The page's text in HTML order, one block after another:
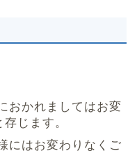
おかれましてはお変
じます。
にはお変わりなくご